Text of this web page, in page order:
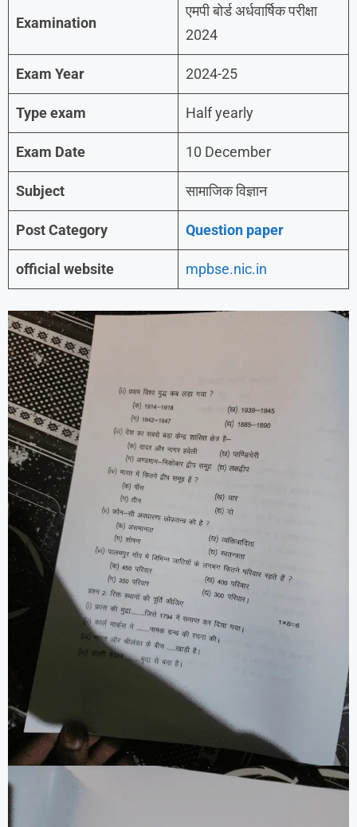
Examination
एमपी बोर्ड अर्धवार्षिक परीक्षा
2024
Exam Year 2024-25
Type exam Half yearly
Exam Date 10 December
Subject सामाजिक विज्ञान
Post Category Question paper
official website mpbse.nic.in